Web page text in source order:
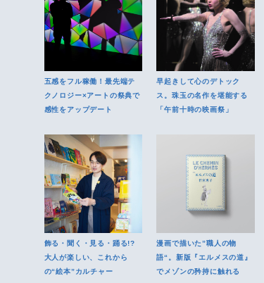
五感をフル稼働！最先端テ
クノロジー×アートの祭典で
感性をアップデート
早起きして心のデトック
ス。珠玉の名作を堪能する
「午前十時の映画祭」
飾る・聞く・見る・踊る!?
大人が楽しい、これから
の“絵本”カルチャー
漫画で描いた”職人の物
語“。新版『エルメスの道』
でメゾンの矜持に触れる